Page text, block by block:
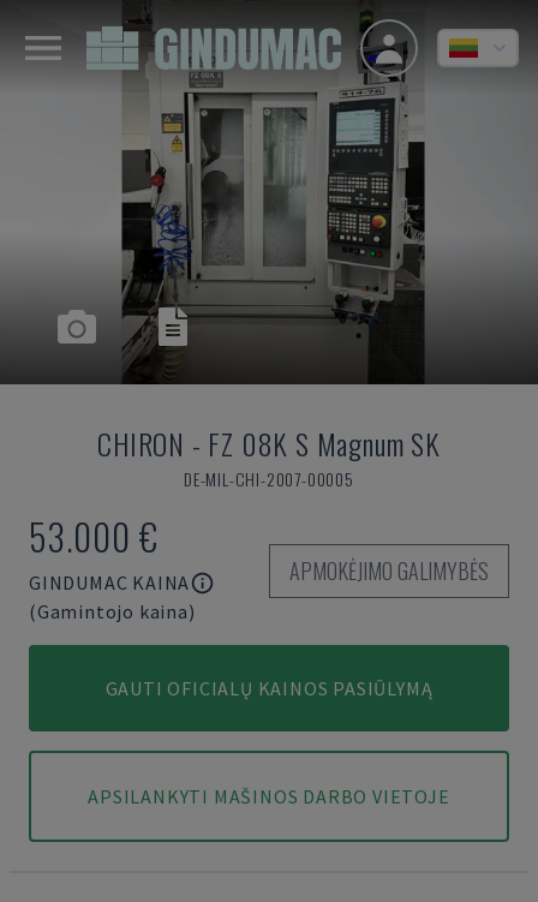
CHIRON - FZ 08K S Magnum SK
DE-MIL-CHI-2007-00005
53.000 €
GINDUMAC KAINA
(Gamintojo kaina)
APMOKĖJIMO GALIMYBĖS
GAUTI OFICIALŲ KAINOS PASIŪLYMĄ
APSILANKYTI MAŠINOS DARBO VIETOJE